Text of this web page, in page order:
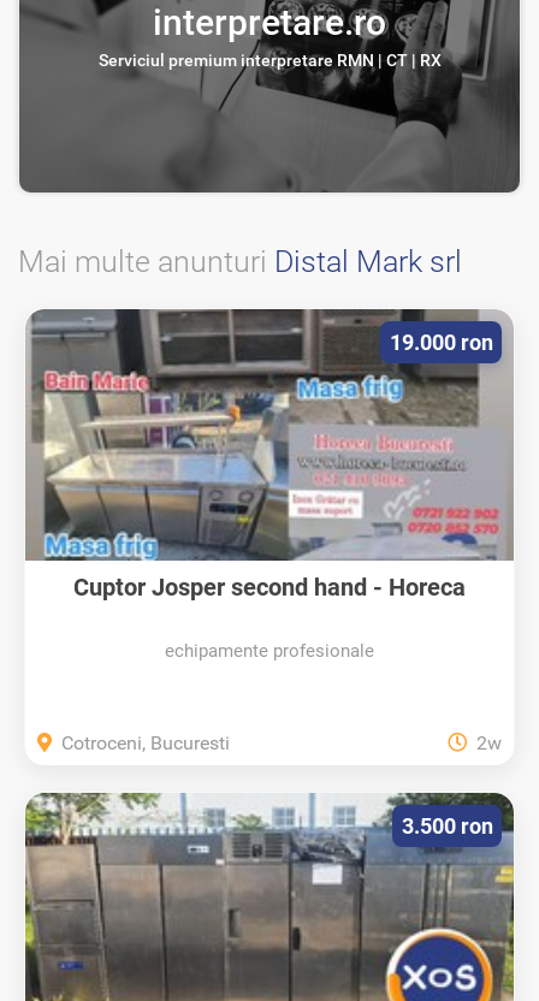
interpretare.ro
Serviciul premium interpretare RMN | CT | RX
Mai multe anunturi Distal Mark srl
Cuptor Josper second hand - Horeca
echipamente profesionale
19.000 ron
Cotroceni, Bucuresti 2w
3.500 ron